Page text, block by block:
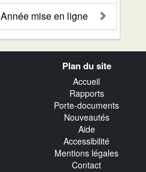
Année mise en ligne
Plan du site
Accueil
Rapports
Porte-documents
Nouveautés
Aide
Accessibilité
Mentions légales
Contact